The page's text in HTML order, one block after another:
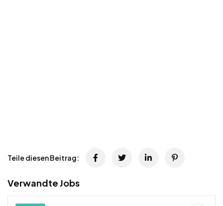
Teile diesen Beitrag:
Verwandte Jobs